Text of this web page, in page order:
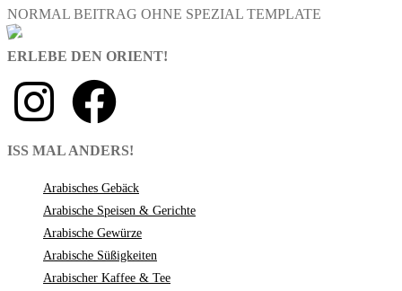
NORMAL BEITRAG OHNE SPEZIAL TEMPLATE
ERLEBE DEN ORIENT!
ISS MAL ANDERS!
Arabisches Gebäck
Arabische Speisen & Gerichte
Arabische Gewürze
Arabische Süßigkeiten
Arabischer Kaffee & Tee